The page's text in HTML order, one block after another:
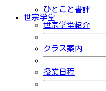
ひとこと書評
世宗学堂
世宗学堂紹介
クラス案内
授業日程